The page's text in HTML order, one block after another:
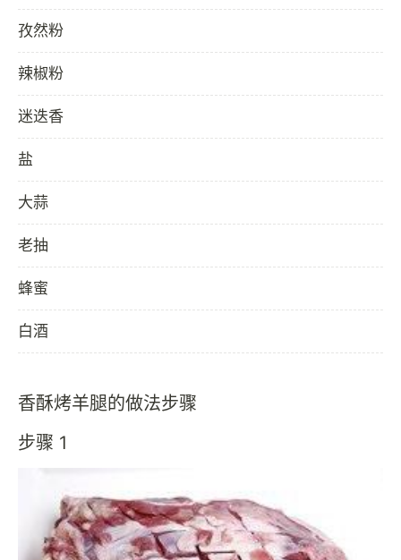
孜然粉
辣椒粉
迷迭香
盐
大蒜
老抽
蜂蜜
白酒
香酥烤羊腿的做法步骤
步骤 1